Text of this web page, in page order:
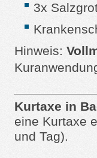
3x
Hinweis:
Kurtaxe in
eine Kurtaxe
und Tag).